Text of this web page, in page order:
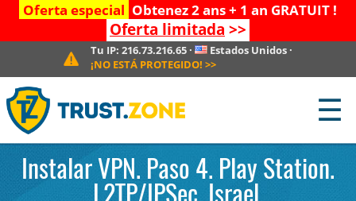
Oferta especial Obtenez 2 ans + 1 an GRATUIT !
Oferta limitada >>
Tu IP:216.73.216.65 · Estados Unidos·
¡NO ESTÁ PROTEGIDO! >>
☰
Instalar VPN. Paso 4. Play Station.